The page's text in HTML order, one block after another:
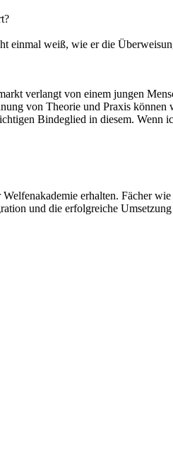
einmal weiß, wie er die
verlangt von einem jungen
von Theorie und Praxis
Bindeglied in diesem. Wenn
erhalten. Fächer
und die erfolgreiche